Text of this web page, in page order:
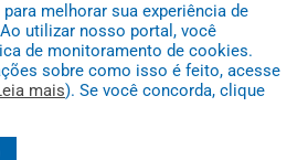
da Transparência Pública
melhorar sua experiência de
utilizar nosso portal, você
de monitoramento de cookies.
sobre como isso é feito, acesse
mais). Se você concorda, clique